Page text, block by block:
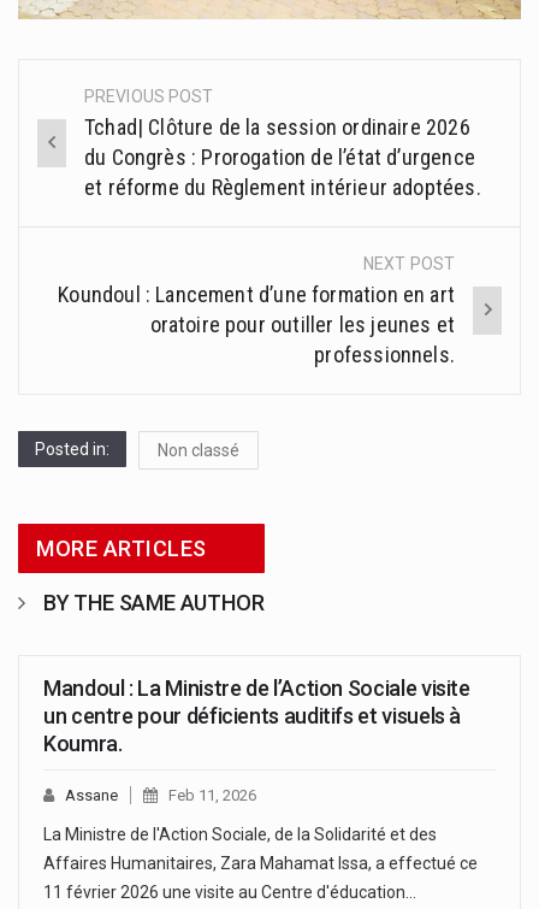
Post
navigation
PREVIOUS POST
Tchad| Clôture de la session ordinaire 2026
du Congrès : Prorogation de l’état d’urgence
et réforme du Règlement intérieur adoptées.
NEXT POST
Koundoul : Lancement d’une formation en art
oratoire pour outiller les jeunes et
professionnels.
Posted in: Non classé
MORE ARTICLES
BY THE SAME AUTHOR
Mandoul : La Ministre de l’Action Sociale visite
un centre pour déficients auditifs et visuels à
Koumra.
Assane Feb 11, 2026
La Ministre de l'Action Sociale, de la Solidarité et des
Affaires Humanitaires, Zara Mahamat Issa, a effectué ce
11 février 2026 une visite au Centre d'éducation…